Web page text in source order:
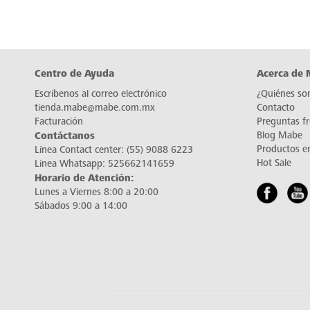
Centro de Ayuda
Escríbenos al correo electrónico
tienda.mabe@mabe.com.mx
Facturación
Contáctanos
Línea Contact center: (55) 9088 6223
Línea Whatsapp: 525662141659
Horario de Atención:
Lunes a Viernes 8:00 a 20:00
Sábados 9:00 a 14:00
Acerca de
¿Quiénes
Contacto
Preguntas
Blog Mabe
Productos
Hot Sale